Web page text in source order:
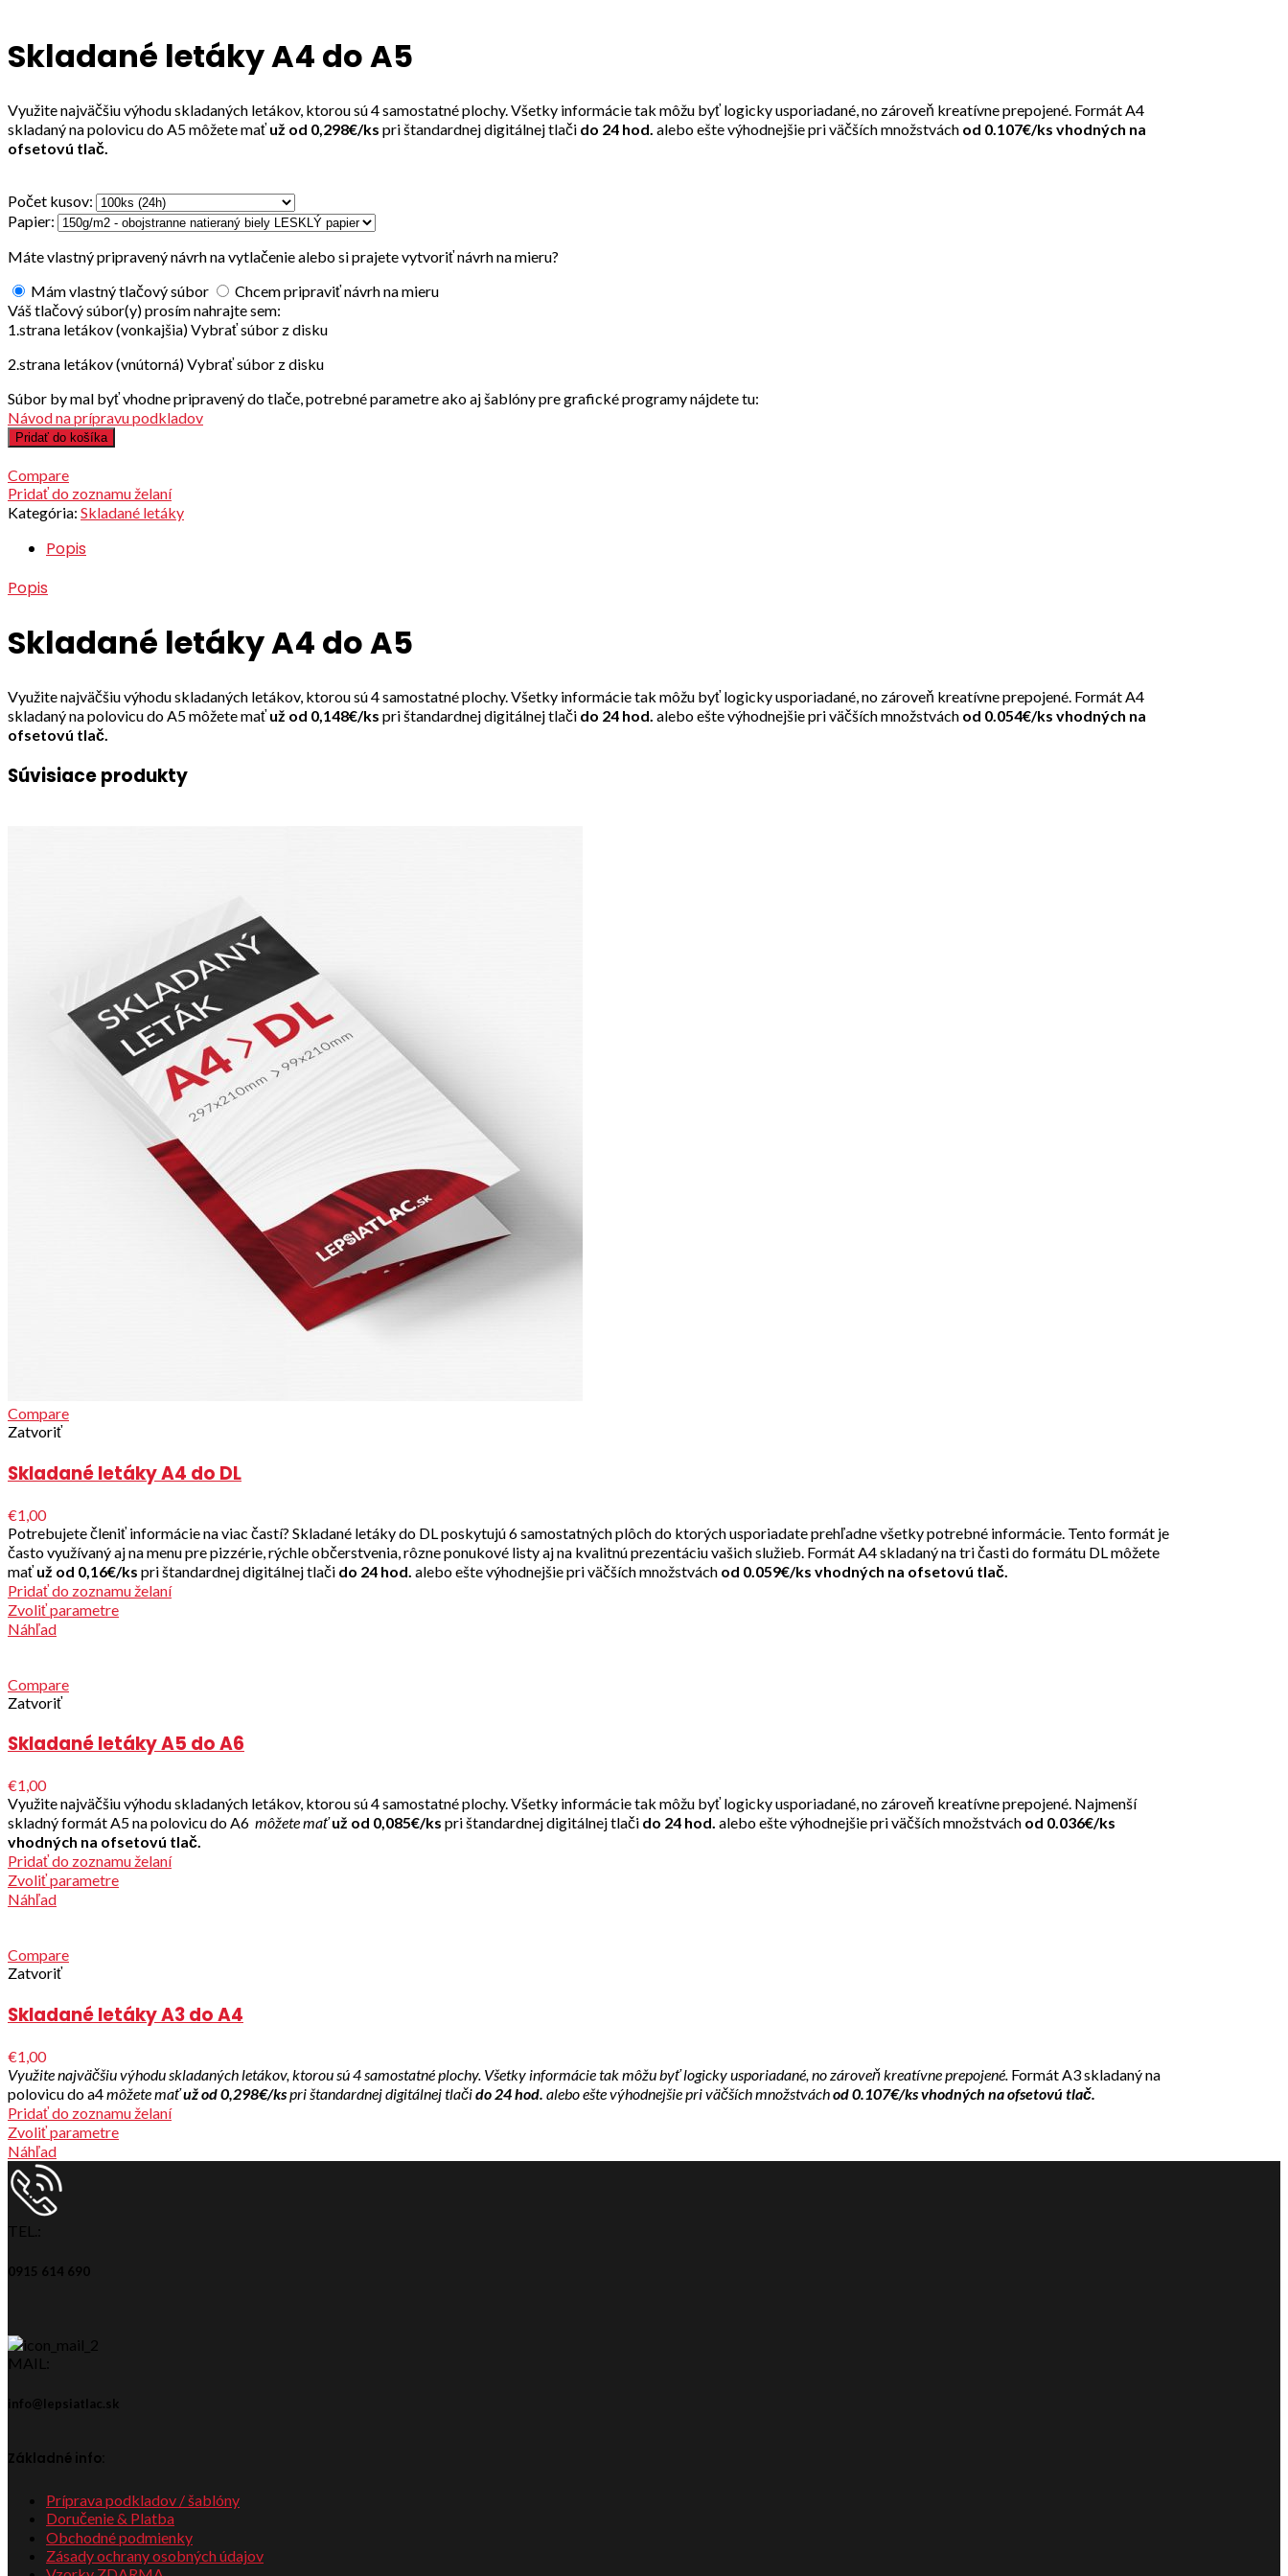
Skladané letáky A4 do A5
Využite najväčšiu výhodu skladaných letákov, ktorou sú 4 samostatné plochy. Všetky informácie tak môžu byť logicky usporiadané, no zároveň kreatívne prepojené. Formát A4
skladaný na polovicu do A5 môžete maťuž od 0,298€/ks pri štandardnej digitálnej tlači do 24 hod. alebo ešte výhodnejšie pri väčších množstvách od 0.107€/ks vhodných na
ofsetovú tlač.
Počet kusov:
Papier:
Máte vlastný pripravený návrh na vytlačenie alebo si prajete vytvoriť návrh na mieru?
Mám vlastný tlačový súbor
Chcem pripraviť návrh na mieru
Váš tlačový súbor(y) prosím nahrajte sem:
1.strana letákov (vonkajšia)Vybrať súbor z disku
2.strana letákov (vnútorná)Vybrať súbor z disku
Súbor by mal byť vhodne pripravený do tlače, potrebné parametre ako aj šablóny pre grafické programy nájdete tu:
Návod na prípravu podkladov
Pridať do košíka
Compare
Pridať do zoznamu želaní
Kategória: Skladané letáky
Popis
Popis
Skladané letáky A4 do A5
Využite najväčšiu výhodu skladaných letákov, ktorou sú 4 samostatné plochy. Všetky informácie tak môžu byť logicky usporiadané, no zároveň kreatívne prepojené. Formát A4
skladaný na polovicu do A5 môžete maťuž od 0,148€/ks pri štandardnej digitálnej tlači do 24 hod. alebo ešte výhodnejšie pri väčších množstvách od 0.054€/ks vhodných na
ofsetovú tlač.
Súvisiace produkty
Compare
Zatvoriť
Skladané letáky A4 do DL
€1,00
Potrebujete členiť informácie na viac častí? Skladané letáky do DL poskytujú 6 samostatných plôch do ktorých usporiadate prehľadne všetky potrebné informácie. Tento formát je
často využívaný aj na menu pre pizzérie, rýchle občerstvenia, rôzne ponukové listy aj na kvalitnú prezentáciu vašich služieb. Formát A4 skladaný na tri časti do formátu DL môžete
maťuž od 0,16€/ks pri štandardnej digitálnej tlači do 24 hod. alebo ešte výhodnejšie pri väčších množstvách od 0.059€/ks vhodných na ofsetovú tlač.
Pridať do zoznamu želaní
Zvoliť parametre
Náhľad
Compare
Zatvoriť
Skladané letáky A5 do A6
€1,00
Využite najväčšiu výhodu skladaných letákov, ktorou sú 4 samostatné plochy. Všetky informácie tak môžu byť logicky usporiadané, no zároveň kreatívne prepojené. Najmenší
skladný formát A5 na polovicu do A6 môžete maťuž od 0,085€/ks pri štandardnej digitálnej tlači do 24 hod. alebo ešte výhodnejšie pri väčších množstvách od 0.036€/ks
vhodných na ofsetovú tlač.
Pridať do zoznamu želaní
Zvoliť parametre
Náhľad
Compare
Zatvoriť
Skladané letáky A3 do A4
€1,00
Využite najväčšiu výhodu skladaných letákov, ktorou sú 4 samostatné plochy. Všetky informácie tak môžu byť logicky usporiadané, no zároveň kreatívne prepojené. Formát A3 skladaný na
polovicu do a4môžete maťuž od 0,298€/kspri štandardnej digitálnej tlačido 24 hod. alebo ešte výhodnejšie pri väčších množstváchod 0.107€/ks vhodných na ofsetovú tlač.
Pridať do zoznamu želaní
Zvoliť parametre
Náhľad
TEL.:
0915 614 690
MAIL:
info@lepsiatlac.sk
Základné info:
Príprava podkladov / šablóny
Doručenie & Platba
Obchodné podmienky
Zásady ochrany osobných údajov